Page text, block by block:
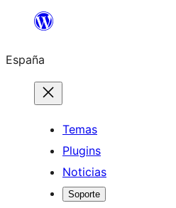
Saltar
contenido
España
Temas
Plugins
Noticias
Soporte